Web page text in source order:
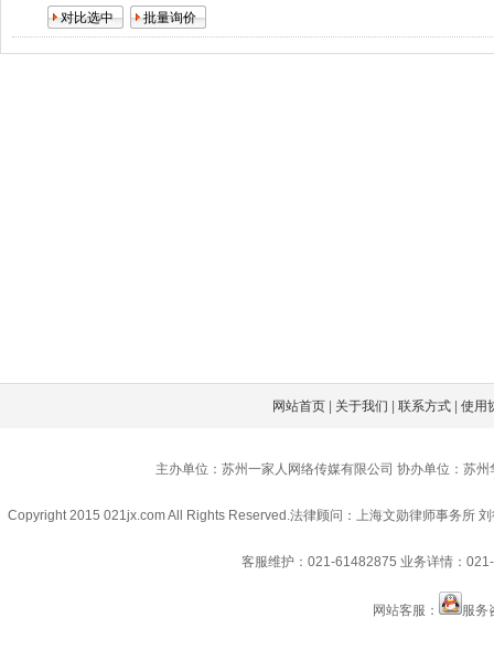
网站首页 关于我们 |联系方式 |使用
主办单位：苏州一家人网络传媒有限公司 协办单位：苏
Copyright 2015 021jx.com All Rights Reserved.法律顾问：上海文勋律师事务所
客服维护：021-61482875 业务详情：
网站客服： 服务